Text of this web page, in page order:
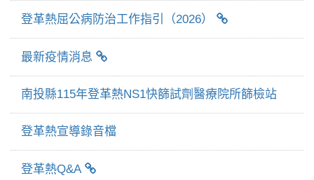
登革熱屈公病防治工作指引（2026）
最新疫情消息
南投縣115年登革熱NS1快篩試劑醫療院所篩檢站
登革熱宣導錄音檔
登革熱Q&A